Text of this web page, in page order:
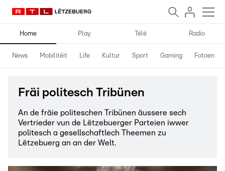
Home Play Télé Radio
News Mobilitéit Life Kultur Sport Gaming Fotoen
Fräi politesch Tribünen
An de fräie politeschen Tribünen äussere sech
Vertrieder vun de Lëtzebuerger Parteien iwwer
politesch a gesellschaftlech Theemen zu
Lëtzebuerg an an der Welt.